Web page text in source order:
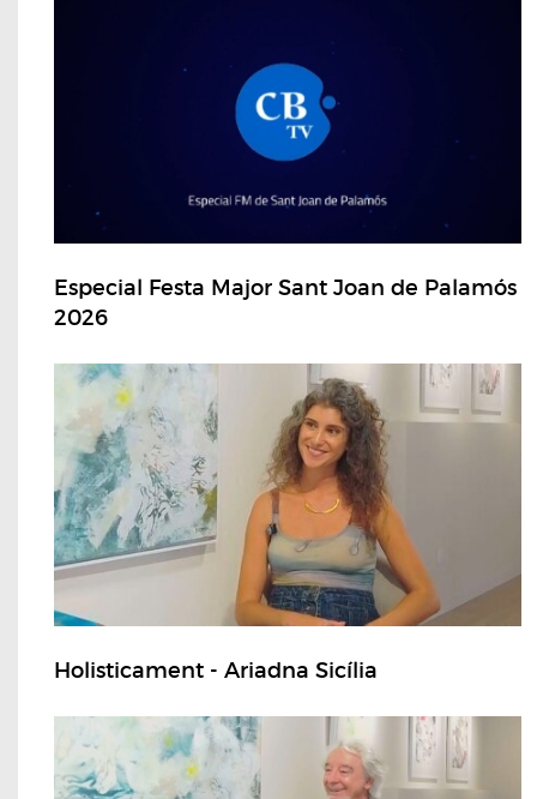
Especial Festa Major Sant Joan de Palamós
2026
Holisticament - Ariadna Sicília